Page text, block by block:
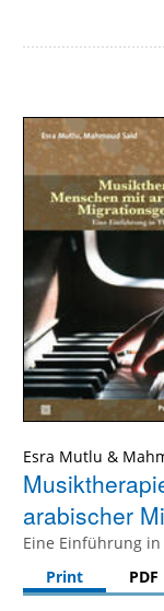
Esra Mutlu &
arabischer
Eine Einführung
Print
PDF